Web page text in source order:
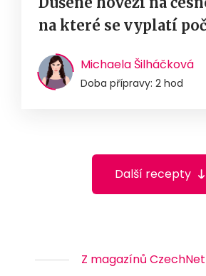
na které se vyplatí
Michaela Šilháčková
Doba přípravy: 2 hod
Další recepty
Z magazínů